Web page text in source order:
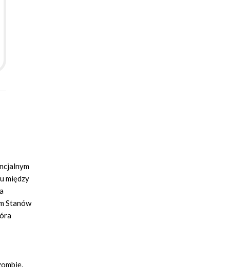
między
Stanów